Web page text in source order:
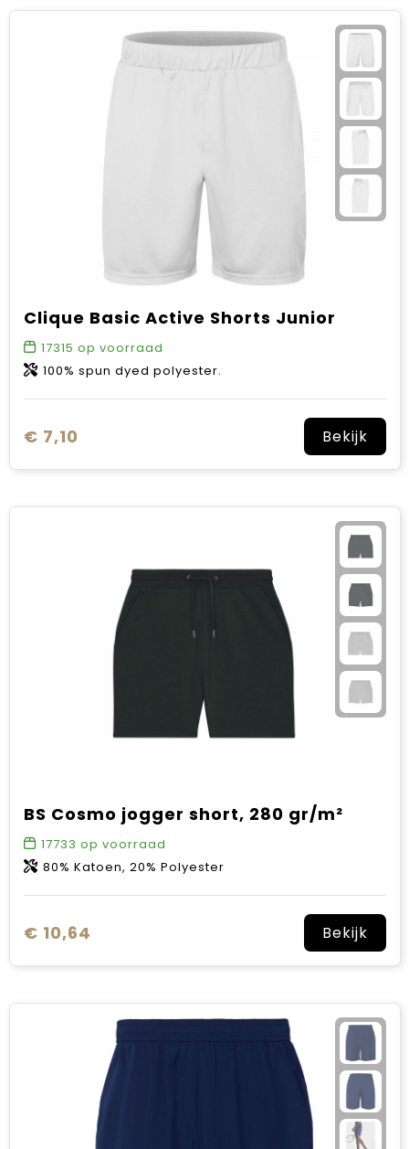
Clique Basic Active Shorts Junior
17315 op voorraad
100% spun dyed polyester.
€ 7,10 Bekijk
BS Cosmo jogger short, 280 gr/m²
17733 op voorraad
80% Katoen, 20% Polyester
€ 10,64 Bekijk